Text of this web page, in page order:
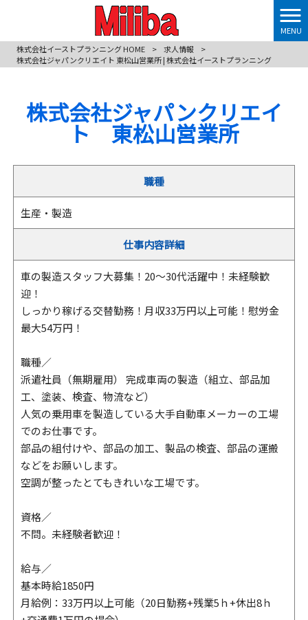
MENU
株式会社イーストプランニング HOME
> 求人情報
>
株式会社ジャパンクリエイト 東松山営業所 | 株式会社イーストプランニング
株式会社ジャパンクリエイ
ト 東松山営業所
職種
生産・製造
仕事内容詳細
車の製造スタッフ大募集！20～30代活躍中！未経験歓
迎！
しっかり稼げる交替勤務！月収33万円以上可能！慰労金
最大54万円！
職種／
派遣社員（無期雇用） 完成車両の製造（組立、部品加
工、塗装、検査、物流など）
人気の乗用車を製造している大手自動車メーカーの工場
でのお仕事です。
部品の組付けや、部品の加工、製品の検査、部品の運搬
などをお願いします。
空調が整ったとてもきれいな工場です。
資格／
不問。未経験者歓迎！
給与／
基本時給1850円
月給例：33万円以上可能（20日勤務+残業5ｈ+休出8ｈ